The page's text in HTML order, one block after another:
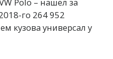
го 264 952
кузова универсал у